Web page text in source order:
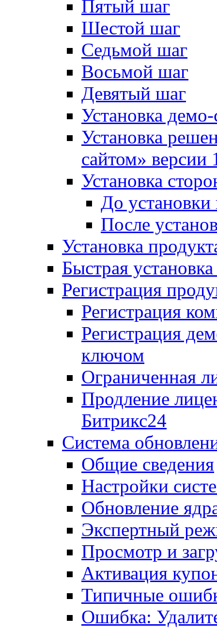
Пятый шаг
Шестой шаг
Седьмой шаг
Восьмой шаг
Девятый шаг
Установка
Установка
сайтом»
Установка
До установки
После
Установка
Быстрая
Регистрация
Регистрация
Регистрация
ключом
Ограниченная
Продление
Битрикс24
Система
Общие сведения
Настройки
Обновление
Экспертный
Просмотр и
Активация
Типичные
Ошибка: